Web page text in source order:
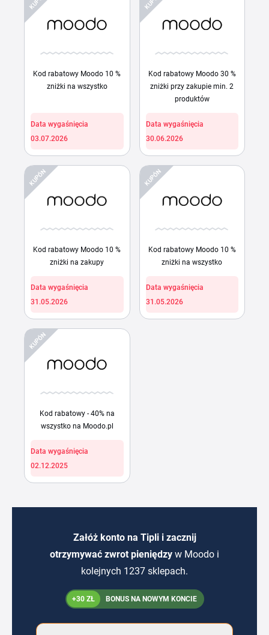
Kod rabatowy Moodo 10 %
zniżki na wszystko
Data wygaśnięcia
03.07.2026
Kod rabatowy Moodo 30 %
zniżki przy zakupie min. 2
produktów
Data wygaśnięcia
30.06.2026
KUPÓN
Kod rabatowy Moodo 10 %
zniżki na zakupy
Data wygaśnięcia
31.05.2026
KUPÓN
Kod rabatowy Moodo 10 %
zniżki na wszystko
Data wygaśnięcia
31.05.2026
KUPÓN
Kod rabatowy - 40% na
wszystko na Moodo.pl
Data wygaśnięcia
02.12.2025
Załóż konto na Tipli i zacznij
otrzymywać zwrot pieniędzy w Moodo i
kolejnych 1237 sklepach.
+30 ZŁ BONUS NA NOWYM KONCIE